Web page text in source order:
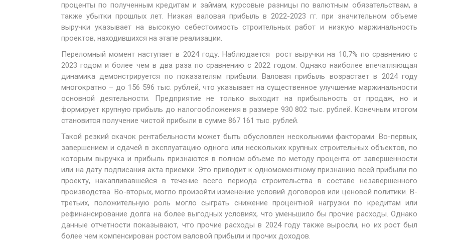
проценты по полученным кредитам и займам, курсовые разницы по валютным обязательствам, а
также убытки прошлых лет. Низкая валовая прибыль в 2022-2023 гг. при значительном объеме
выручки указывает на высокую себестоимость строительных работ и низкую маржинальность
проектов, находившихся на этапе реализации.
Переломный момент наступает в 2024 году. Наблюдается рост выручки на 10,7% по сравнению с
2023 годом и более чем в два раза по сравнению с 2022 годом. Однако наиболее впечатляющая
динамика демонстрируется по показателям прибыли. Валовая прибыль возрастает в 2024 году
многократно – до 156 596 тыс. рублей, что указывает на существенное улучшение маржинальности
основной деятельности. Предприятие не только выходит на прибыльность от продаж, но и
формирует крупную прибыль до налогообложения в размере 930 802 тыс. рублей. Конечным итогом
становится получение чистой прибыли в сумме 867 161 тыс. рублей.
Такой резкий скачок рентабельности может быть обусловлен несколькими факторами. Во-первых,
завершением и сдачей в эксплуатацию одного или нескольких крупных строительных объектов, по
которым выручка и прибыль признаются в полном объеме по методу процента от завершенности
или на дату подписания акта приемки. Это приводит к одномоментному признанию всей прибыли по
проекту, накапливавшейся в течение всего периода строительства в составе незавершенного
производства. Во-вторых, могло произойти изменение условий договоров или ценовой политики. В-
третьих, положительную роль могло сыграть снижение процентной нагрузки по кредитам или
рефинансирование долга на более выгодных условиях, что уменьшило бы прочие расходы. Однако
данные отчетности показывают, что прочие расходы в 2024 году также выросли, но их рост был
более чем компенсирован ростом валовой прибыли и прочих доходов.